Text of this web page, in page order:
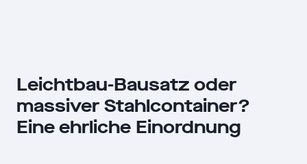
Leichtbau-Bausatz oder
massiver Stahlcontainer?
Eine ehrliche Einordnung